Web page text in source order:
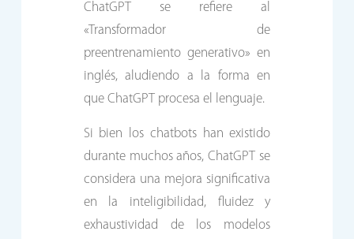
ChatGPT se refiere al
«Transformador de
preentrenamiento generativo» en
inglés, aludiendo a la forma en
que ChatGPT procesa el lenguaje.
Si bien los chatbots han existido
durante muchos años, ChatGPT se
considera una mejora significativa
en la inteligibilidad, fluidez y
exhaustividad de los modelos